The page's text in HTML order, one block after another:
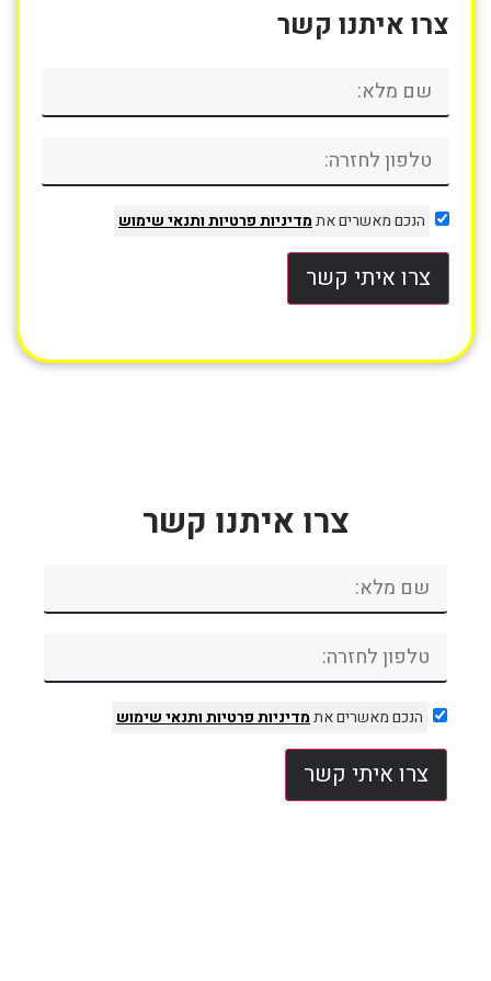
צרו איתנו קשר
הנכם מאשרים אתמדיניות פרטיותותנאי שימוש
צרו איתי קשר
צרו איתנו קשר
הנכם מאשרים אתמדיניות פרטיותותנאי שימוש
צרו איתי קשר